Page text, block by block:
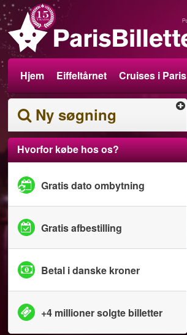
Hjem Eiffeltårnet Cruises i Paris
Ny søgning
Hvorfor købe hos os?
Gratis dato ombytning
Gratis afbestilling
Betal i danske kroner
+4 millioner solgte billetter